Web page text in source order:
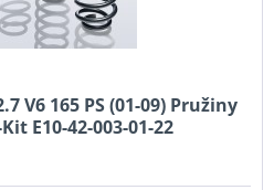
V6 165 PS (01-09) Pružiny
E10-42-003-01-22